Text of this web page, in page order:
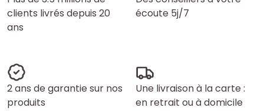
clients livrés depuis 20
ans
écoute 5j/7
2 ans de garantie sur nos
produits
Une livraison à la carte :
en retrait ou à domicile